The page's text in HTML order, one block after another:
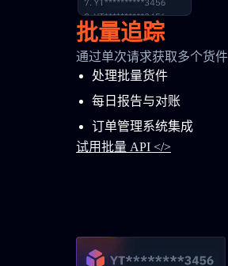
批量追踪
通过单次请求获取多个货
处理批量货件
每日报告与对账
订单管理系统集成
试用批量 API </>